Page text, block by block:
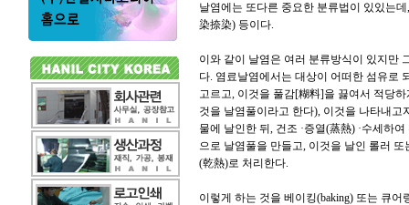
날염에는 또다른 중요한 분류법이 있있는
染捺染) 등이다.
이와 같이 날염은 여러 분류방식이 있지만
다. 염료날염에서는 대상이 어떠한 섬유로
고르고, 이것을 풀감[糊料]을 끓여서 적당
것을 날염풀이라고 한다), 이것을 나타내
물에 날인한 뒤, 건조 ·증열(蒸熱) ·수세하
으로 날염풀을 만들고, 이것을 날인 롤러
(乾熱)로 처리한다.
이렇게 하는 것을 베이킹(baking) 또는 큐